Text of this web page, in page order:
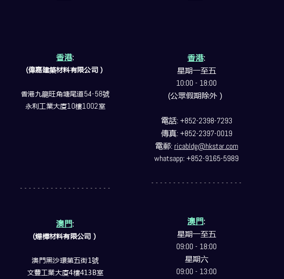
香港:
(偉嘉建築材料有限公司）
香港九龍旺角塘尾道54-58號
永利工業大廈10樓1002室
- - - - - - - - - - - - - - - - - - - - -
澳門:
(燁樺材料有限公司）
澳門黑沙環第五街1號
文豐工業大廈4樓413B室
香港:
星期一至五
10:00 - 18:00
(公眾假期除外）
電話: +852-2398-7293
傳真: +852-2397-0019
電郵: ricabldg@hkstar.com
whatsapp: +852-9165-5989
- - - - - - - - - - - - - - - - - - - - -
澳門:
星期一至五
09:00 - 18:00
星期六
09:00 - 13:00